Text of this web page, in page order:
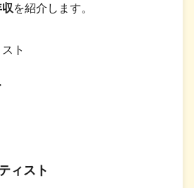
を紹介します。
ト
ィスト